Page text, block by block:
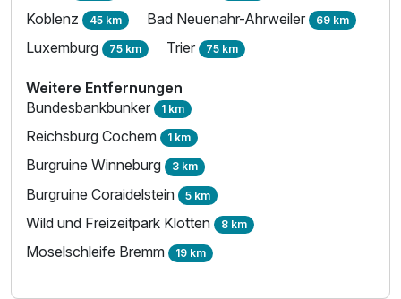
Koblenz 45 km Bad Neuenahr-Ahrweiler 69 km
Luxemburg 75 km Trier 75 km
Weitere Entfernungen
Bundesbankbunker 1 km
Reichsburg Cochem 1 km
Burgruine Winneburg 3 km
Burgruine Coraidelstein 5 km
Wild und Freizeitpark Klotten 8 km
Moselschleife Bremm 19 km